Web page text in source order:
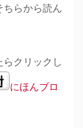
ちらから読ん
クリックし
にほんブロ